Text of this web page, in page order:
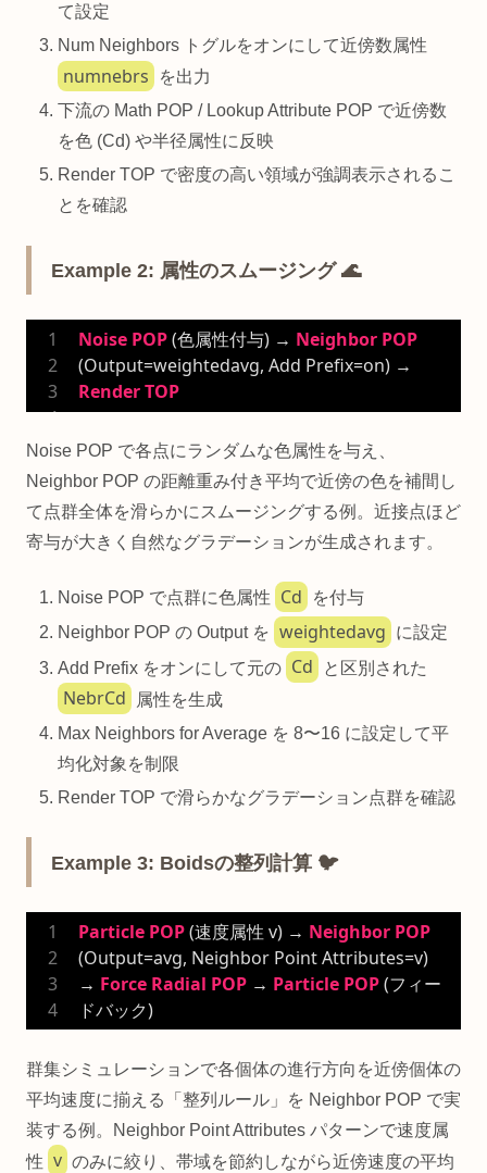
て設定
Num Neighbors トグルをオンにして近傍数属性
numnebrs
を出力
下流の Math POP / Lookup Attribute POP で近傍数
を色 (Cd) や半径属性に反映
Render TOP で密度の高い領域が強調表示されるこ
とを確認
Example 2: 属性のスムージング 🌊
Noise POP (色属性付与) → Neighbor POP
RenderTOP
Noise POP で各点にランダムな色属性を与え、
Neighbor POP の距離重み付き平均で近傍の色を補間し
て点群全体を滑らかにスムージングする例。近接点ほど
寄与が大きく自然なグラデーションが生成されます。
Noise POP で点群に色属性 Cd
を付与
Neighbor POP の Output を weightedavg
に設定
Add Prefix をオンにして元の Cd と区別された
NebrCd
属性を生成
Max Neighbors for Average を 8〜16 に設定して平
均化対象を制限
Render TOP で滑らかなグラデーション点群を確認
Example 3: Boidsの整列計算 🐦
Particle POP (速度属性 v) → Neighbor POP
(Output=avg, Neighbor Point Attributes=v)
→ Force Radial POP → Particle POP (フィー
ドバック)
群集シミュレーションで各個体の進行方向を近傍個体の
平均速度に揃える「整列ルール」を Neighbor POP で実
装する例。Neighbor Point Attributes パターンで速度属
性 v のみに絞り、帯域を節約しながら近傍速度の平均